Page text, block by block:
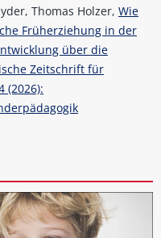
Thomas Holzer, Wie
Früherziehung in der
über die
Zeitschrift für
(2026):